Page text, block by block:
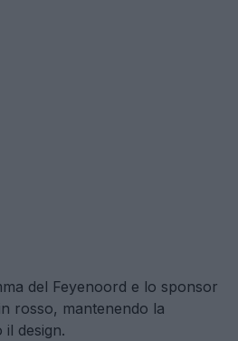
del Feyenoord e lo sponsor
rosso, mantenendo la
design.